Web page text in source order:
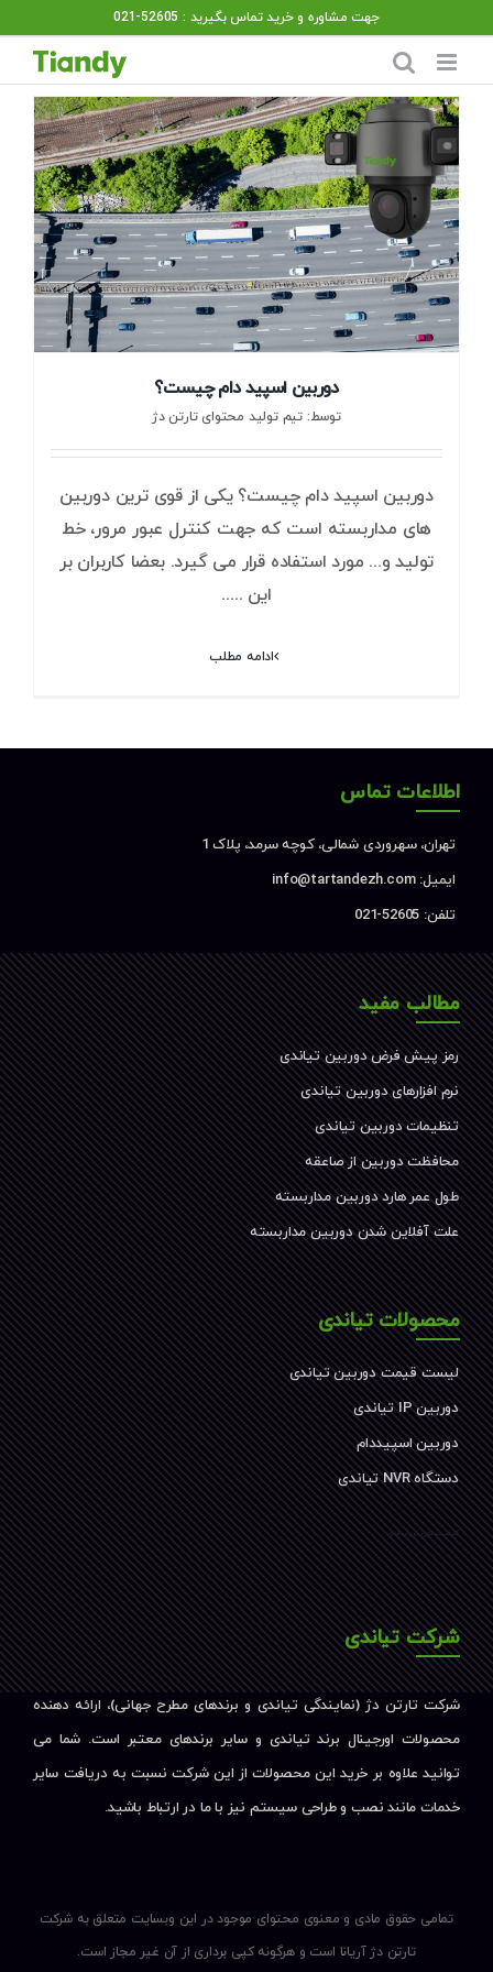
content
جهت مشاوره و خرید تماس بگیرید : 52605-021
دوربین اسپید دام چیست؟
توسط: تیم تولید محتوای تارتن دژ
دوربین اسپید دام چیست؟ یکی از قوی ترین دوربین
های مداربسته است که جهت کنترل عبور مرور، خط
تولید و... مورد استفاده قرار می گیرد. بعضا کاربران بر
این .....
ادامه مطلب
اطلاعات تماس
تهران، سهروردی شمالی، کوچه سرمد، پلاک 1
ایمیل: info@tartandezh.com
تلفن: 52605-021
مطالب مفید
رمز پیش فرض دوربین تیاندی
نرم افزارهای دوربین تیاندی
تنظیمات دوربین تیاندی
محافظت دوربین از صاعقه
طول عمر هارد دوربین مداربسته
علت آفلاین شدن دوربین مداربسته
محصولات تیاندی
لیست قیمت دوربین تیاندی
دوربین IP تیاندی
دوربین اسپیددام
دستگاه NVR تیاندی
کیفیت دوربین تیاندی
شرکت تیاندی
شرکت تارتن دژ (نمایندگی تیاندی و برندهای مطرح جهانی)، ارائه دهنده
محصولات اورجینال برند تیاندی و سایر برندهای معتبر است. شما می
توانید علاوه بر خرید این محصولات از این شرکت نسبت به دریافت سایر
خدمات مانند نصب و طراحی سیستم نیز با ما در ارتباط باشید.
تمامی حقوق مادی و معنوی محتوای موجود در این وبسایت متعلق به شرکت
تارتن دژ آریانا است و هرگونه کپی برداری از آن غیر مجاز است.